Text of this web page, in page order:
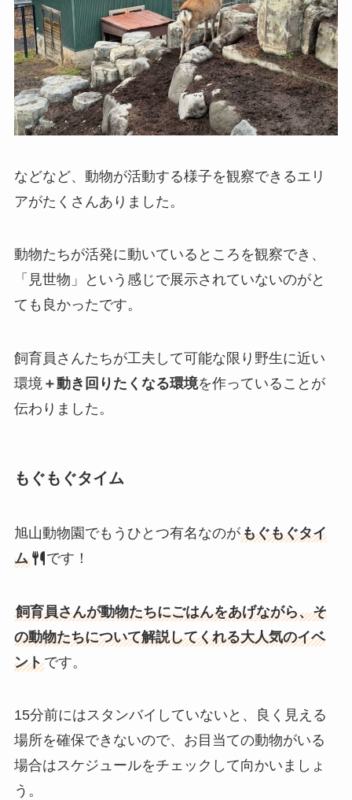
などなど、動物が活動する様子を観察できるエリ
アがたくさんありました。
動物たちが活発に動いているところを観察でき、
「見世物」という感じで展示されていないのがと
ても良かったです。
飼育員さんたちが工夫して可能な限り野生に近い
環境＋動き回りたくなる環境を作っていることが
伝わりました。
もぐもぐタイム
旭山動物園でもうひとつ有名なのがもぐもぐタイ
ム
です！
飼育員さんが動物たちにごはんをあげながら、そ
の動物たちについて解説してくれる大人気のイベ
ントです。
15分前にはスタンバイしていないと、良く見える
場所を確保できないので、お目当ての動物がいる
場合はスケジュールをチェックして向かいましょ
う。